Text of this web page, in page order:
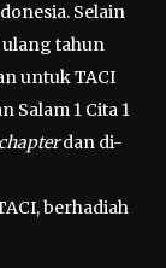
Selain
ulang tahun
untuk TACI
Salam 1 Cita 1
chapterdan di-
berhadiah